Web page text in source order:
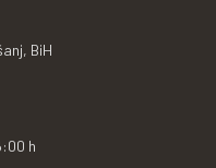
BiH
h